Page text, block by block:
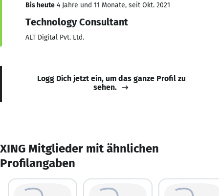
Bis heute 4 Jahre und 11 Monate, seit Okt. 2021
Technology Consultant
ALT Digital Pvt. Ltd.
Logg Dich jetzt ein, um das ganze Profil zu
sehen.
XING Mitglieder mit ähnlichen
Profilangaben